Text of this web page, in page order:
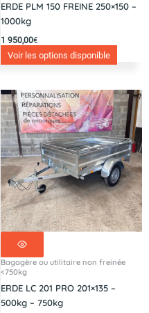
ERDE PLM 150 FREINE 250×150 –
1000kg
1 950,00€
Voir les options disponible
Bagagère ou utilitaire non freinée
<750kg
ERDE LC 201 PRO 201×135 –
500kg – 750kg